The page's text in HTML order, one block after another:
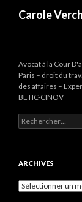
Carole
Avocat à la Cour
Paris – droit du
des affaires –
BETIC-CINOV
Rechercher :
ARCHIVES
Archives